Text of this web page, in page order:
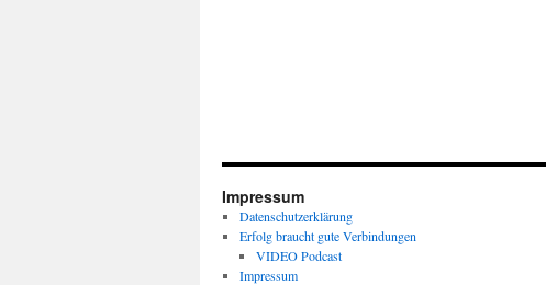
Impressum
Datenschutzerklärung
Erfolg braucht gute Verbindungen
VIDEO Podcast
Impressum